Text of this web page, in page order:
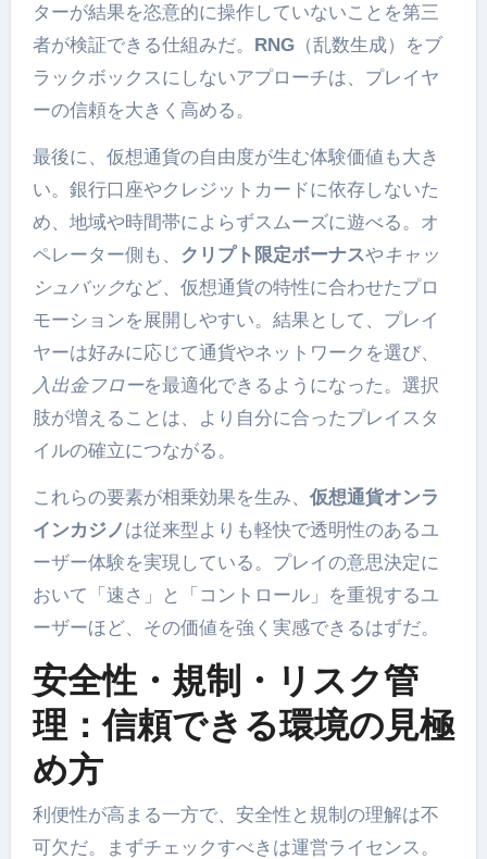
ターが結果を恣意的に操作していないことを第三
者が検証できる仕組みだ。 RNG（乱数生成）をブ
ラックボックスにしないアプローチは、プレイヤ
ーの信頼を大きく高める。
最後に、仮想通貨の自由度が生む体験価値も大き
い。銀行口座やクレジットカードに依存しないた
め、地域や時間帯によらずスムーズに遊べる。オ
ペレーター側も、 クリプト限定ボーナスやキャッ
シュバックなど、仮想通貨の特性に合わせたプロ
モーションを展開しやすい。結果として、プレイ
ヤーは好みに応じて通貨やネットワークを選び、
入出金フローを最適化できるようになった。選択
肢が増えることは、より自分に合ったプレイスタ
イルの確立につながる。
これらの要素が相乗効果を生み、 仮想通貨オンラ
インカジノは従来型よりも軽快で透明性のあるユ
ーザー体験を実現している。プレイの意思決定に
おいて「速さ」と「コントロール」を重視するユ
ーザーほど、その価値を強く実感できるはずだ。
安全性・規制・リスク管
理：信頼できる環境の見極
め方
利便性が高まる一方で、安全性と規制の理解は不
可欠だ。まずチェックすべきは運営ライセンス。